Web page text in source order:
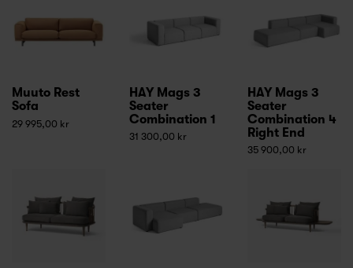
Muuto Rest
Sofa
29 995,00 kr
HAY Mags 3
Seater
Combination 1
31 300,00 kr
HAY Mags 3
Seater
Combination 4
Right End
35 900,00 kr